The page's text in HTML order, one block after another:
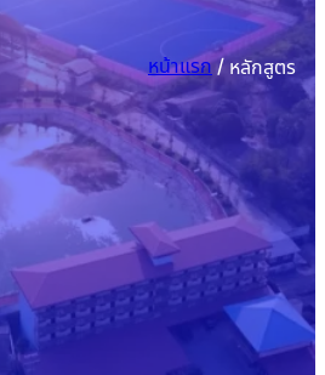
หน้าแรก/ หลักสูตร